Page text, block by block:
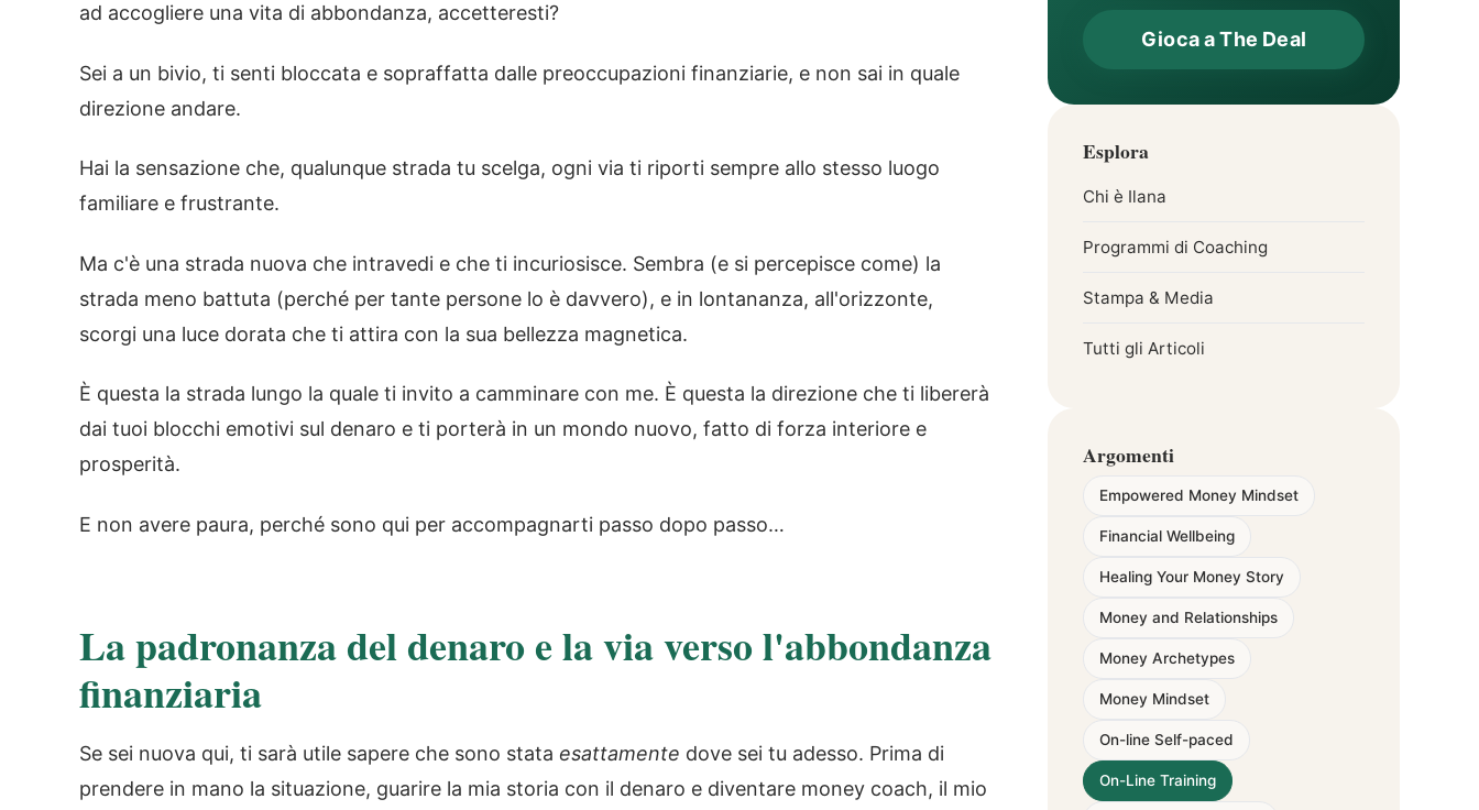
ad accogliere una vita di abbondanza, accetteresti?
Sei a un bivio, ti senti bloccata e sopraffatta dalle preoccupazioni finanziarie, e non sai in quale
direzione andare.
Hai la sensazione che, qualunque strada tu scelga, ogni via ti riporti sempre allo stesso luogo
familiare e frustrante.
Ma c'è una strada nuova che intravedi e che ti incuriosisce. Sembra (e si percepisce come) la
strada meno battuta (perché per tante persone lo è davvero), e in lontananza, all'orizzonte,
scorgi una luce dorata che ti attira con la sua bellezza magnetica.
È questa la strada lungo la quale ti invito a camminare con me. È questa la direzione che ti libererà
dai tuoi blocchi emotivi sul denaro e ti porterà in un mondo nuovo, fatto di forza interiore e
prosperità.
E non avere paura, perché sono qui per accompagnarti passo dopo passo…
La padronanza del denaro e la via verso l'abbondanza
finanziaria
Se sei nuova qui, ti sarà utile sapere che sono stata esattamente dove sei tu adesso. Prima di
prendere in mano la situazione, guarire la mia storia con il denaro e diventare money coach, il mio
Gioca a The Deal
Esplora
Chi è Ilana
Programmi di Coaching
Stampa & Media
Tutti gli Articoli
Argomenti
Empowered Money Mindset
Financial Wellbeing
Healing Your Money Story
Money and Relationships
Money Archetypes
Money Mindset
On-line Self-paced
On-Line Training